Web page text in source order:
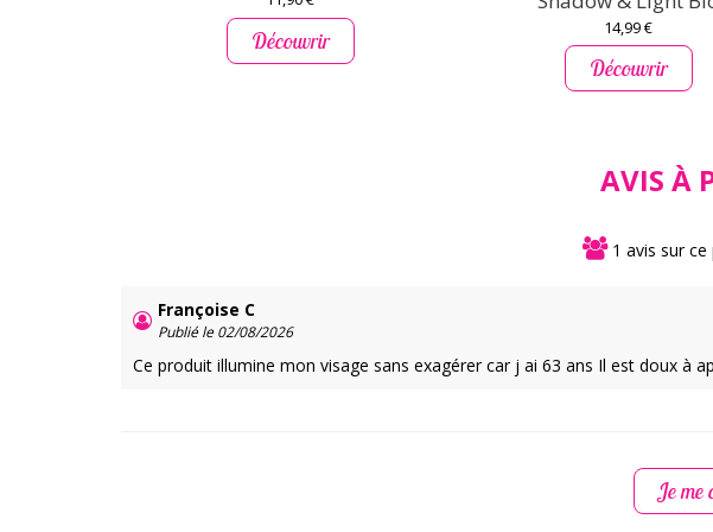
Découvrir 14,99 €
Découvrir
AVIS À
1 avis sur
Françoise C
Publié le 02/08/2026
Ce produit illumine mon visage sans exagérer car j ai 63 ans Il est doux à
Je me